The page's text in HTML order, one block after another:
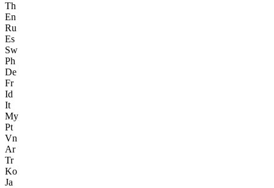
Th
En
Ru
Es
Sw
Ph
De
Fr
Id
It
My
Pt
Vn
Ar
Tr
Ko
Ja